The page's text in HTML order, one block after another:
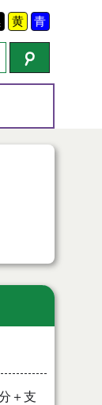
黄 青
＋支